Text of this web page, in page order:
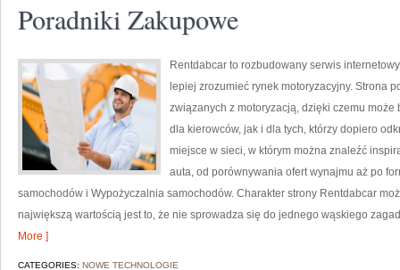
Poradniki Zakupowe
Rentdabcar to rozbudowany serwis
lepiej zrozumieć rynek motoryzacyjny. Strona
związanych z motoryzacją, dzięki czemu
dla kierowców, jak i dla tych, którzy dopiero
miejsce w sieci, w którym można znaleźć
auta, od porównywania ofert wynajmu aż po
samochodów i Wypożyczalnia samochodów. Charakter strony Rentdabcar
największą wartością jest to, że nie sprowadza się do jednego wąskiego
More ]
CATEGORIES: NOWE TECHNOLOGIE